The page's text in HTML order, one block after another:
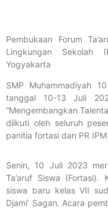
Pembukaan Forum
Lingkungan Sekolah
Yogyakarta
SMP Muhammadiyah
tanggal 10-13 Juli
“Mengembangkan
diikuti oleh seluruh
panitia fortasi dan PR
Senin, 10 Juli 2023
Ta’aruf Siswa
siswa baru kelas VII
Djami’ Sagan. Acara